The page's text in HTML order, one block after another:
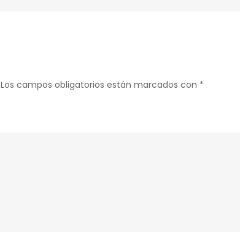
Los campos obligatorios están marcados con *